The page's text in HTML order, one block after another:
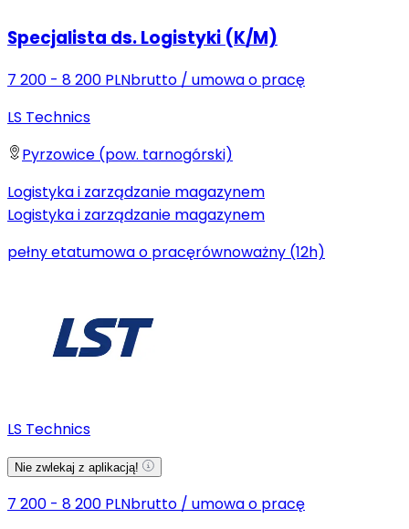
Specjalista ds. Logistyki (K/M)
7 200 - 8 200 PLNbrutto / umowa o pracę
LS Technics
Pyrzowice (pow. tarnogórski)
Logistyka i zarządzanie magazynem
Logistyka i zarządzanie magazynem
pełny etatumowa o pracęrównoważny (12h)
LS Technics
Nie zwlekaj z aplikacją!
7 200 - 8 200 PLNbrutto / umowa o pracę